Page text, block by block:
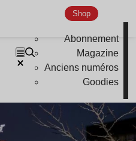
Shop
Abonnement
Magazine
Anciens numéros
Goodies